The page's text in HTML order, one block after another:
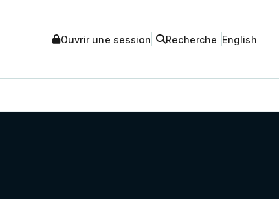
Ouvrir une session Recherche English